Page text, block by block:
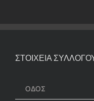
ΣΤΟΙΧΕΙΑ
ΟΔΟΣ